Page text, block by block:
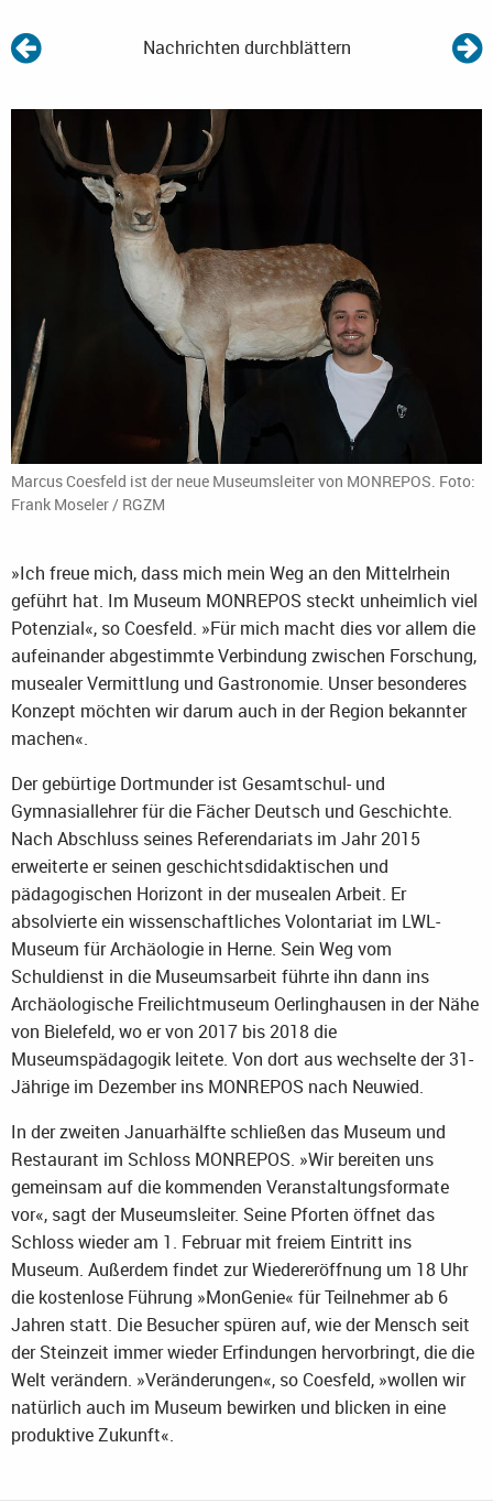
Nachrichten durchblättern
Marcus Coesfeld ist der neue Museumsleiter von MONREPOS. Foto:
Frank Moseler / RGZM
»Ich freue mich, dass mich mein Weg an den Mittelrhein
geführt hat. Im Museum MONREPOS steckt unheimlich viel
Potenzial«, so Coesfeld. »Für mich macht dies vor allem die
aufeinander abgestimmte Verbindung zwischen Forschung,
musealer Vermittlung und Gastronomie. Unser besonderes
Konzept möchten wir darum auch in der Region bekannter
machen«.
Der gebürtige Dortmunder ist Gesamtschul- und
Gymnasiallehrer für die Fächer Deutsch und Geschichte.
Nach Abschluss seines Referendariats im Jahr 2015
erweiterte er seinen geschichtsdidaktischen und
pädagogischen Horizont in der musealen Arbeit. Er
absolvierte ein wissenschaftliches Volontariat im LWL-
Museum für Archäologie in Herne. Sein Weg vom
Schuldienst in die Museumsarbeit führte ihn dann ins
Archäologische Freilichtmuseum Oerlinghausen in der Nähe
von Bielefeld, wo er von 2017 bis 2018 die
Museumspädagogik leitete. Von dort aus wechselte der 31-
Jährige im Dezember ins MONREPOS nach Neuwied.
In der zweiten Januarhälfte schließen das Museum und
Restaurant im Schloss MONREPOS. »Wir bereiten uns
gemeinsam auf die kommenden Veranstaltungsformate
vor«, sagt der Museumsleiter. Seine Pforten öffnet das
Schloss wieder am 1. Februar mit freiem Eintritt ins
Museum. Außerdem findet zur Wiedereröffnung um 18 Uhr
die kostenlose Führung »MonGenie« für Teilnehmer ab 6
Jahren statt. Die Besucher spüren auf, wie der Mensch seit
der Steinzeit immer wieder Erfindungen hervorbringt, die die
Welt verändern. »Veränderungen«, so Coesfeld, »wollen wir
natürlich auch im Museum bewirken und blicken in eine
produktive Zukunft«.